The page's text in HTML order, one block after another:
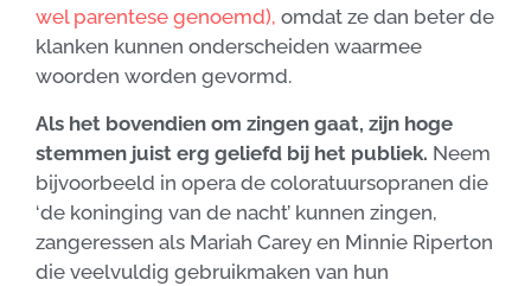
wel parentese genoemd), omdat ze dan beter de
klanken kunnen onderscheiden waarmee
woorden worden gevormd.
Als het bovendien om zingen gaat, zijn hoge
stemmen juist erg geliefd bij het publiek. Neem
bijvoorbeeld in opera de coloratuursopranen die
‘de koninging van de nacht’ kunnen zingen,
zangeressen als Mariah Carey en Minnie Riperton
die veelvuldig gebruikmaken van hun